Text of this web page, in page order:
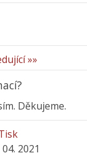
»»
Děkujeme.
2021